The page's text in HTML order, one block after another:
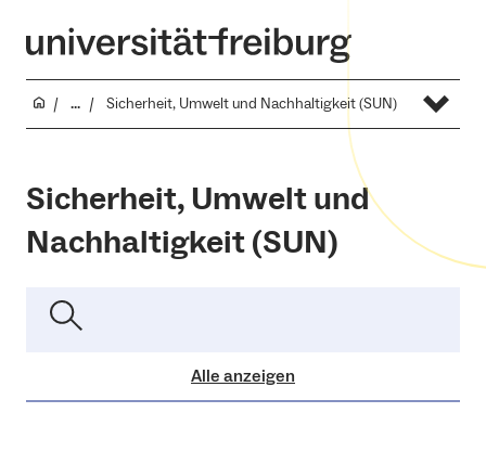
... Sicherheit, Umwelt und Nachhaltigkeit (SUN)
Sicherheit, Umwelt und
Nachhaltigkeit (SUN)
Alle anzeigen